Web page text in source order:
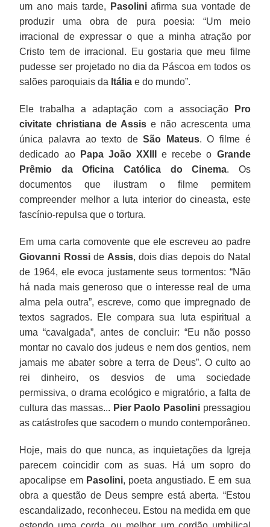
um ano mais tarde,
Pasoliniafirma sua vontade de
produzir uma obra de pura poesia: “Um meio
irracional de expressar o que a minha atração por
Cristo tem de irracional. Eu gostaria que meu filme
pudesse ser projetado no dia da Páscoa em todos os
salões paroquiais da Itália e do mundo”.
Ele trabalha a adaptação com a associaçãoPro
civitate christiana de Assis e não acrescenta uma
única palavra ao texto deSão Mateus. O filme é
dedicado ao
Papa João XXIII e recebe o Grande
Prêmio da Oficina Católica do Cinema. Os
documentos que ilustram o filme permitem
compreender melhor a luta interior do cineasta, este
fascínio-repulsa que o tortura.
Em uma carta comovente que ele escreveu ao padre
Giovanni Rosside Assis, dois dias depois do Natal
de 1964, ele evoca justamente seus tormentos: “Não
há nada mais generoso que o interesse real de uma
alma pela outra”, escreve, como que impregnado de
textos sagrados. Ele compara sua luta espiritual a
uma “cavalgada”, antes de concluir: “Eu não posso
montar no cavalo dos judeus e nem dos gentios, nem
jamais me abater sobre a terra de Deus”. O culto ao
rei dinheiro, os desvios de uma sociedade
permissiva, o drama ecológico e migratório, a falta de
cultura das massas... Pier Paolo Pasolinipressagiou
as catástrofes que sacodem o mundo contemporâneo.
Hoje, mais do que nunca, as inquietações da Igreja
parecem coincidir com as suas. Há um sopro do
apocalipse em Pasolini, poeta angustiado. E em sua
obra a questão de Deus sempre está aberta. “Estou
escandalizado, reconheceu. Estou na medida em que